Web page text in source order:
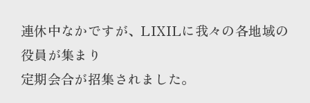
連休中なかですが、LIXILに我々の各地域の
役員が集まり
定期会合が招集されました。